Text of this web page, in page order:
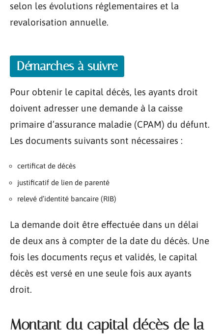
selon les évolutions réglementaires et la
revalorisation annuelle.
Démarches à suivre
Pour obtenir le capital décès, les ayants droit
doivent adresser une demande à la caisse
primaire d’assurance maladie (CPAM) du défunt.
Les documents suivants sont nécessaires :
certificat de décès
justificatif de lien de parenté
relevé d’identité bancaire (RIB)
La demande doit être effectuée dans un délai
de deux ans à compter de la date du décès. Une
fois les documents reçus et validés, le capital
décès est versé en une seule fois aux ayants
droit.
Montant du capital décès de la